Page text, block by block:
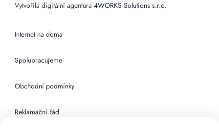
Vytvořila digitální agentura 4WORKS Solutions s.r.o.
Internet na doma
Spolupracujeme
Obchodní podmínky
Reklamační řád